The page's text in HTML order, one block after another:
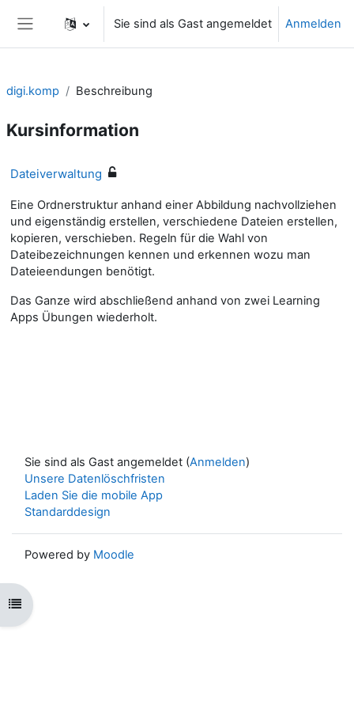
Website-Übersicht
Sie sind als Gast angemeldet Anmelden
Kursindex öffnen
digi.komp Beschreibung
Kursinformation
Dateiverwaltung
Eine Ordnerstruktur anhand einer Abbildung nachvollziehen
und eigenständig erstellen, verschiedene Dateien erstellen,
kopieren, verschieben. Regeln für die Wahl von
Dateibezeichnungen kennen und erkennen wozu man
Dateieendungen benötigt.
Das Ganze wird abschließend anhand von zwei Learning
Apps Übungen wiederholt.
Sie sind als Gast angemeldet (Anmelden)
Unsere Datenlöschfristen
Laden Sie die mobile App
Standarddesign
Powered by Moodle